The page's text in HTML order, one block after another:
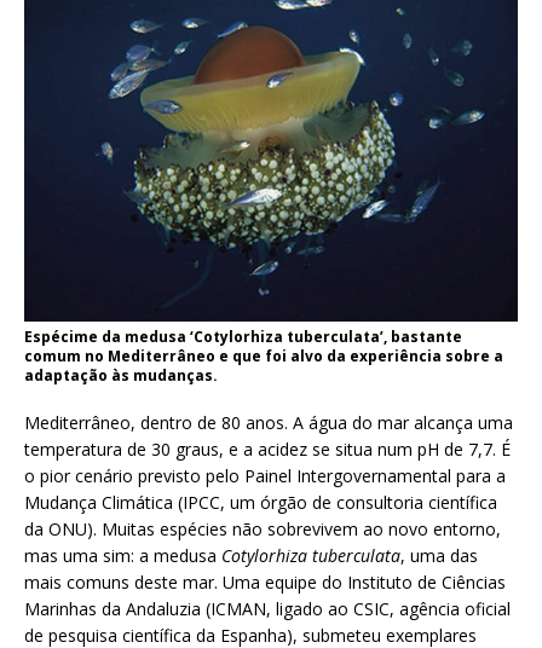
Espécime da medusa ‘Cotylorhiza tuberculata’, bastante
comum no Mediterrâneo e que foi alvo da experiência sobre a
adaptação às mudanças.
Mediterrâneo, dentro de 80 anos. A água do mar alcança uma
temperatura de 30 graus, e a acidez se situa num pH de 7,7. É
o pior cenário previsto pelo Painel Intergovernamental para a
Mudança Climática (IPCC, um órgão de consultoria científica
da ONU). Muitas espécies não sobrevivem ao novo entorno,
mas uma sim: a medusa Cotylorhiza tuberculata, uma das
mais comuns deste mar. Uma equipe do Instituto de Ciências
Marinhas da Andaluzia (ICMAN, ligado ao CSIC, agência oficial
de pesquisa científica da Espanha), submeteu exemplares